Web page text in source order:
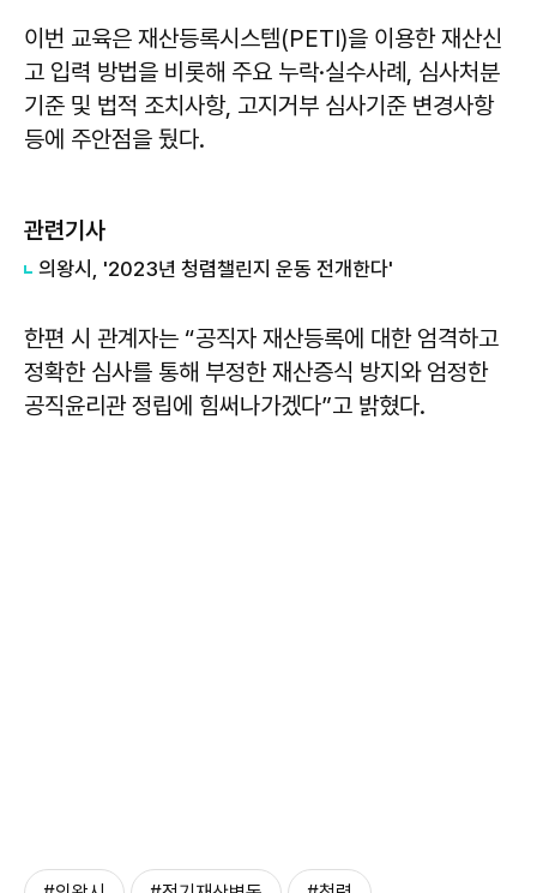
이번 교육은 재산등록시스템(PETI)을 이용한 재산신
고 입력 방법을 비롯해 주요 누락·실수사례, 심사처분
기준 및 법적 조치사항, 고지거부 심사기준 변경사항
등에 주안점을 뒀다.
관련기사
의왕시, '2023년 청렴챌린지 운동 전개한다'
한편 시 관계자는 “공직자 재산등록에 대한 엄격하고
정확한 심사를 통해 부정한 재산증식 방지와 엄정한
공직윤리관 정립에 힘써나가겠다”고 밝혔다.